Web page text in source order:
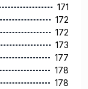
171
172
172
173
177
178
178